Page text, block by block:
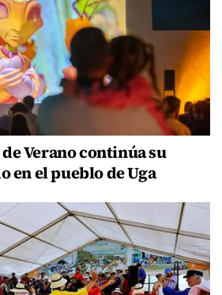
Verano continúa su
en el pueblo de Uga